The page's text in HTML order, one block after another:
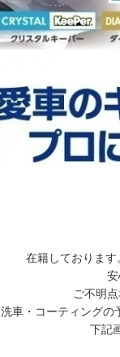
在籍しております
ご不明
洗車・コーティングの
下記